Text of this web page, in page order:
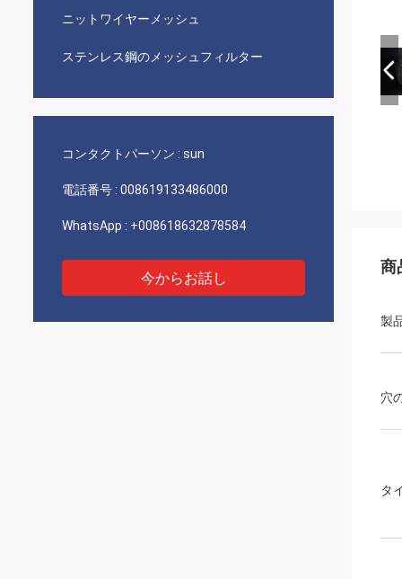
ニットワイヤーメッシュ
ステンレス鋼のメッシュフィルター
コンタクトパーソン : sun
電話番号 : 008619133486000
WhatsApp : +008618632878584
今からお話し
商
製
穴
タ